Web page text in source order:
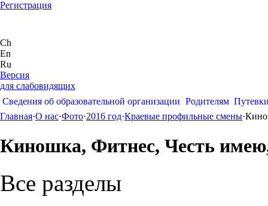
Регистрация
Ch
En
Ru
Версия
для слабовидящих
Сведения об образовательной организации Родителям
Главная·О нас·Фото·2016 год·Краевые профильные смены·
Киношка, Фитнес, Честь
Все разделы